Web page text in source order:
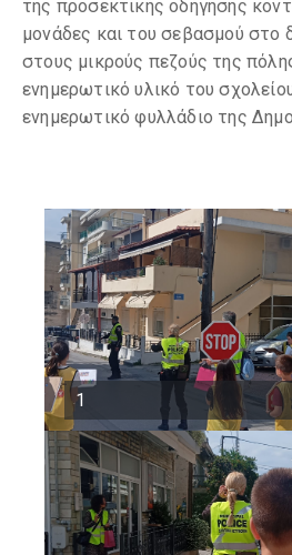
της προσεκτικής οδήγησης
μονάδες και του σεβασμού στο
στους μικρούς πεζούς της
ενημερωτικό υλικό του
ενημερωτικό φυλλάδιο της
1